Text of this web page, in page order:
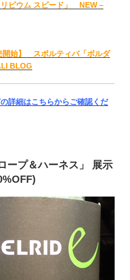
ビウム スピード」 NEW –
開始】 スポルティバ「ボルダ
BLOG
詳細はこちらからご確認くだ
ープ＆ハーネス」 展示